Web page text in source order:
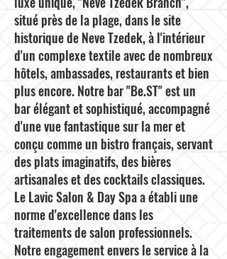
situé près de la plage, dans le site
historique de Neve Tzedek, à l'intérieur
d'un complexe textile avec de nombreux
hôtels, ambassades, restaurants et bien
plus encore. Notre bar "Be.ST" est un
bar élégant et sophistiqué, accompagné
d'une vue fantastique sur la mer et
conçu comme un bistro français, servant
des plats imaginatifs, des bières
artisanales et des cocktails classiques.
Le Lavic Salon & Day Spa a établi une
norme d'excellence dans les
traitements de salon professionnels.
Notre engagement envers le service à la